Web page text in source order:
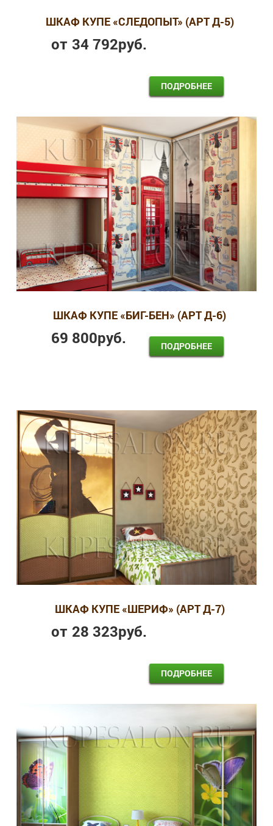
ШКАФ КУПЕ «СЛЕДОПЫТ» (АРТ Д-5)
от 34 792руб.
ПОДРОБНЕЕ
ШКАФ КУПЕ «БИГ-БЕН» (АРТ Д-6)
69 800руб. ПОДРОБНЕЕ
ШКАФ КУПЕ «ШЕРИФ» (АРТ Д-7)
от 28 323руб.
ПОДРОБНЕЕ